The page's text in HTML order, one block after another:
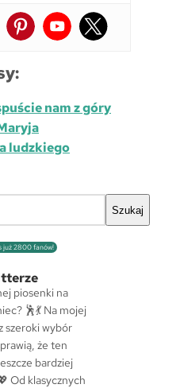
nam z góry
ludzkiego
Szukaj
już 2800 fanów!
piosenki na
🕺💃 Na mojej
szeroki wybór
że ten
bardziej
Od klasycznych